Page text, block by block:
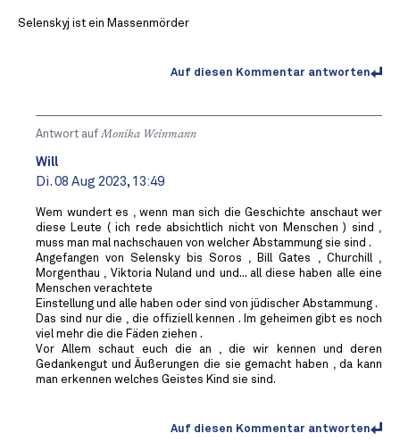
Selenskyj ist ein Massenmörder
Auf diesen Kommentar antworten
Antwort aufMonika Weinmann
Will
Di. 08 Aug 2023, 13:49
Wem wundert es , wenn man sich die Geschichte anschaut wer
diese Leute ( ich rede absichtlich nicht von Menschen ) sind ,
muss man mal nachschauen von welcher Abstammung sie sind .
Angefangen von Selensky bis Soros , Bill Gates , Churchill ,
Morgenthau , Viktoria Nuland und und... all diese haben alle eine
Menschen verachtete
Einstellung und alle haben oder sind von jüdischer Abstammung .
Das sind nur die , die offiziell kennen . Im geheimen gibt es noch
viel mehr die die Fäden ziehen .
Vor Allem schaut euch die an , die wir kennen und deren
Gedankengut und Äußerungen die sie gemacht haben , da kann
man erkennen welches Geistes Kind sie sind.
Auf diesen Kommentar antworten